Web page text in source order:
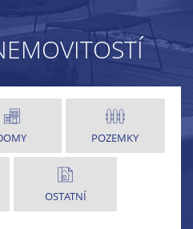
POZEMKY
OSTATNÍ